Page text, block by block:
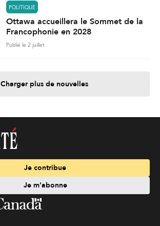
POLITIQUE
Ottawa accueillera le Sommet de la
Francophonie en 2028
Publié le 2 juillet
Charger plus de nouvelles
Je contribue
Je m'abonne